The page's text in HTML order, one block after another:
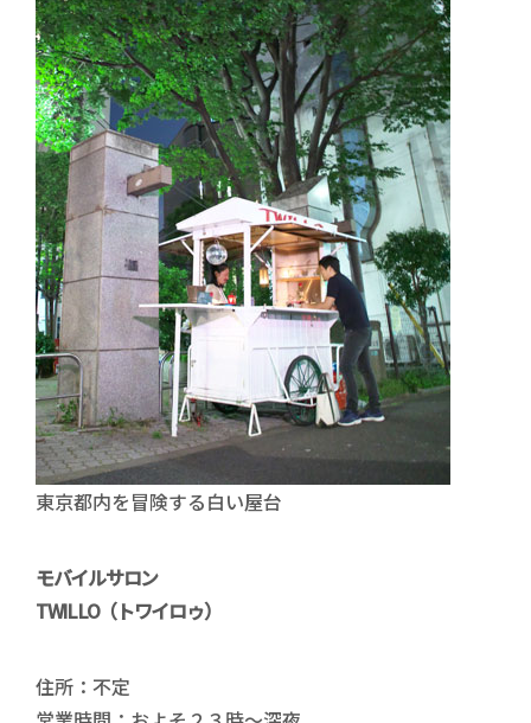
東京都内を冒険する白い屋台
モバイルサロン
TWILLO（トワイロゥ）
住所：不定